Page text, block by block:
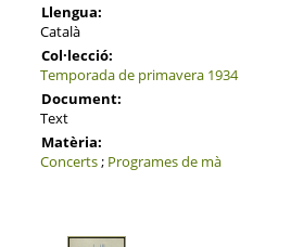
Llengua:
Català
Col·lecció:
Temporada de primavera 1934
Document:
Text
Matèria:
Concerts; Programes de mà